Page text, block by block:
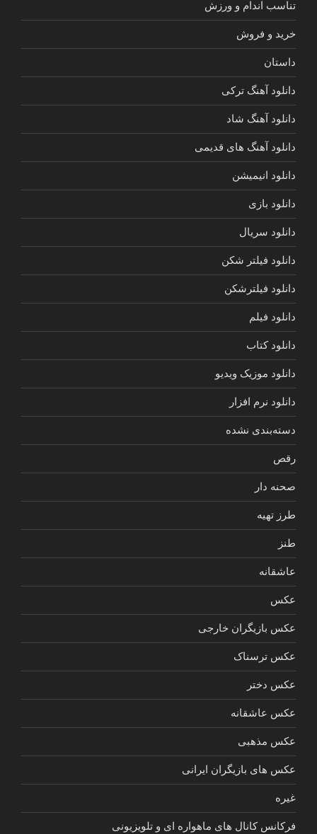
تناسب اندام و ورزش
خرید و فروش
داستان
دانلود آهنگ ترکی
دانلود آهنگ شاد
دانلود آهنگ های قدیمی
دانلود انیمیشن
دانلود بازی
دانلود سریال
دانلود فیلتر شکن
دانلود فیلترشکن
دانلود فیلم
دانلود کتاب
دانلود موزیک ویدیو
دانلود نرم افزار
دسته‌بندی نشده
رقص
صحنه دار
طرز تهیه
طنز
عاشقانه
عکس
عکس بازیگران خارجی
عکس ترسناک
عکس دختر
عکس عاشقانه
عکس مذهبی
عکس های بازیگران ایرانی
غیره
فرکانس کانال های ماهواره ای و تلویزیونی